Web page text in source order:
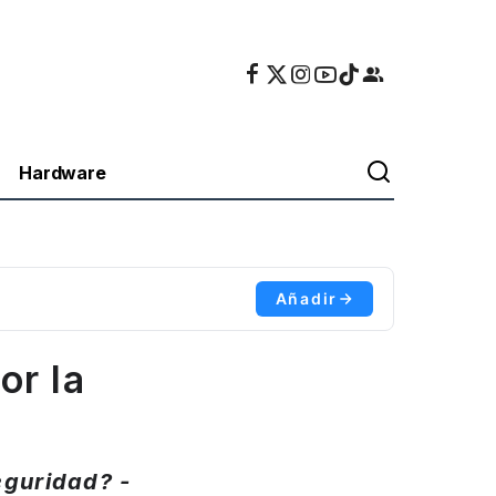
Hardware
Añadir
la
-